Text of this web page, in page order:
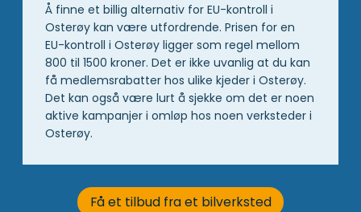
Å finne et billig alternativ for EU-kontroll i
Osterøy kan være utfordrende. Prisen for en
EU-kontroll i Osterøy ligger som regel mellom
800 til 1500 kroner. Det er ikke uvanlig at du kan
få medlemsrabatter hos ulike kjeder i Osterøy.
Det kan også være lurt å sjekke om det er noen
aktive kampanjer i omløp hos noen verksteder i
Osterøy.
Få et tilbud fra et bilverksted